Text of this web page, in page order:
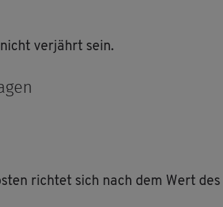
ver­jährt sein.
rich­tet sich nach dem Wert